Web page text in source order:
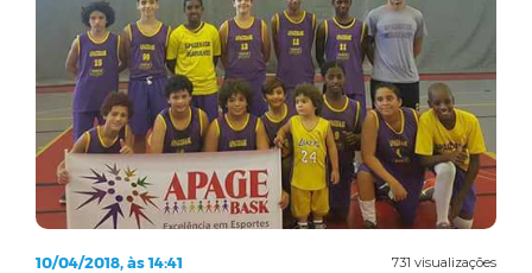
731 visualizações
10/04/2018, às 14:41